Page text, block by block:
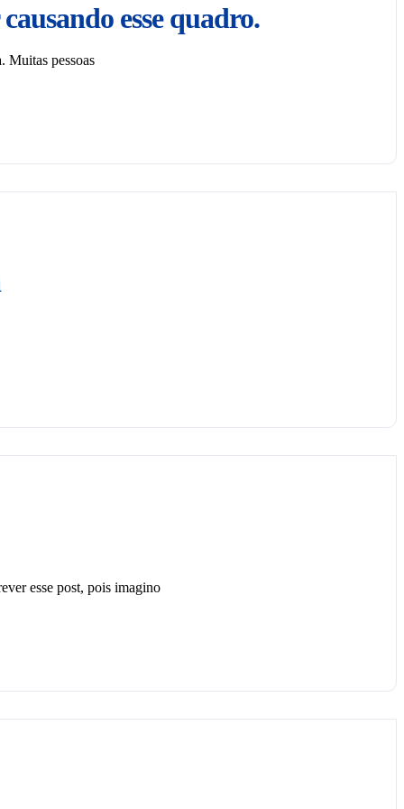
esse quadro.
Muitas pessoas
esse post, pois imagino